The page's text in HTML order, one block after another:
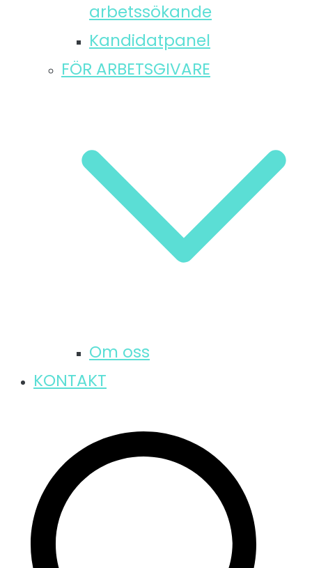
arbetssökande
Kandidatpanel
FÖR ARBETSGIVARE
Om oss
KONTAKT